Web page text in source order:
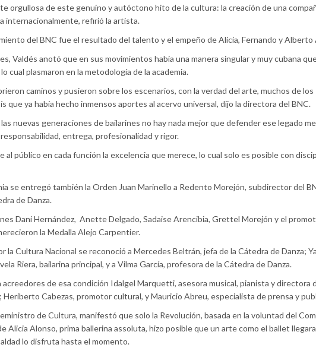
orgullosa de este genuino y autóctono hito de la cultura: la creación de una
internacionalmente, refirió la artista.
del BNC fue el resultado del talento y el empeño de Alicia, Fernando y Alberto
Valdés anotó que en sus movimientos había una manera singular y muy cubana
cual plasmaron en la metodología de la academia.
caminos y pusieron sobre los escenarios, con la verdad del arte, muchos de los
que ya había hecho inmensos aportes al acervo universal, dijo la directora del BNC.
nuevas generaciones de bailarines no hay nada mejor que defender ese legado
entrega, profesionalidad y rigor.
al público en cada función la excelencia que merece, lo cual solo es posible con
se entregó también la Orden Juan Marinello a Redento Morejón, subdirector del
de Danza.
Dani Hernández, Anette Delgado, Sadaise Arencibia, Grettel Morejón y el
la Medalla Alejo Carpentier.
la Cultura Nacional se reconoció a Mercedes Beltrán, jefa de la Cátedra de Danza;
Riera, bailarina principal, y a Vilma García, profesora de la Cátedra de Danza.
acreedores de esa condición Idalgel Marquetti, asesora musical, pianista y directora
Heriberto Cabezas, promotor cultural, y Mauricio Abreu, especialista de prensa y
de Cultura, manifestó que solo la Revolución, basada en la voluntad del
Alicia Alonso, prima ballerina assoluta, hizo posible que un arte como el ballet
lo disfruta hasta el momento.